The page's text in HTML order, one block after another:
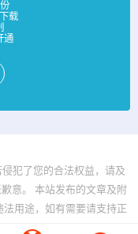
载
通
犯了您的合法权益，请及
意。 本站发布的文章及附
用途，如有需要请支持正
reserved